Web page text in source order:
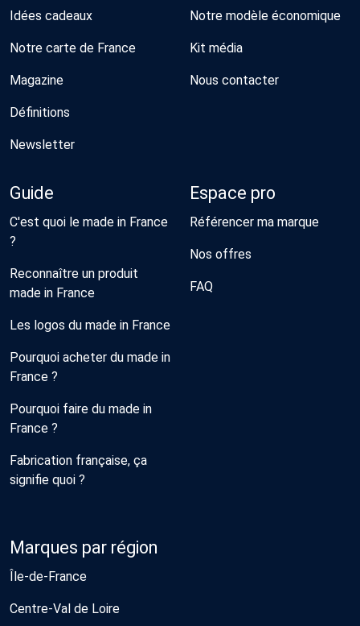
Idées cadeaux
Notre carte de France
Magazine
Définitions
Newsletter
Notre modèle économique
Kit média
Nous contacter
Guide
C'est quoi le made in France
?
Reconnaître un produit
made in France
Les logos du made in France
Pourquoi acheter du made in
France ?
Pourquoi faire du made in
France ?
Fabrication française, ça
signifie quoi ?
Espace pro
Référencer ma marque
Nos offres
FAQ
Marques par région
Île-de-France
Centre-Val de Loire